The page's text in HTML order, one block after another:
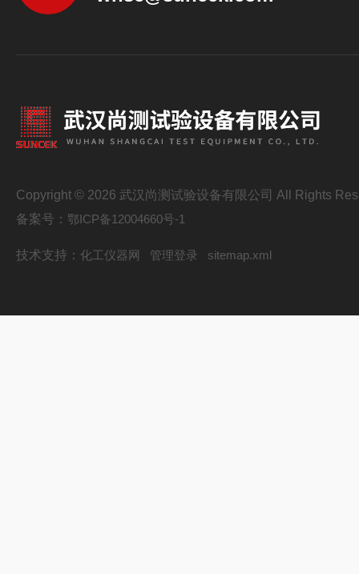
Copyright © 2026 武汉尚测试验设备有限公司 All Rights
备案号： 鄂ICP备12004660号-1
技术支持： 化工仪器网 管理登录 sitemap.xml